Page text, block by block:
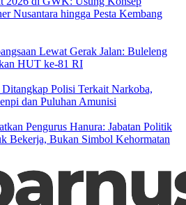
Nusantara hingga Pesta Kembang
Lewat Gerak Jalan: Buleleng
HUT ke-81 RI
Polisi Terkait Narkoba,
dan Puluhan Amunisi
Pengurus Hanura: Jabatan Politik
Bekerja, Bukan Simbol Kehormatan